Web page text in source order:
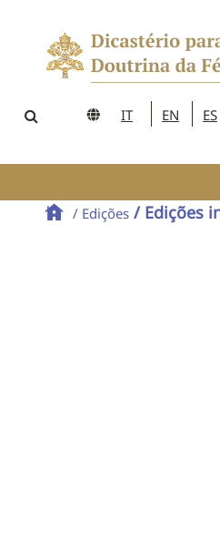
IT EN ES
/ Edições / Edições